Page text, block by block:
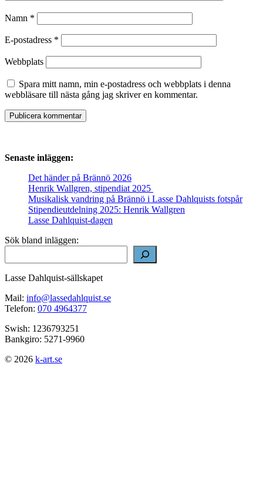
Namn *
E-postadress *
Webbplats
Spara mitt namn, min e-postadress och webbplats i denna
webbläsare till nästa gång jag skriver en kommentar.
Senaste inläggen:
Det händer på Brännö 2026
Henrik Wallgren, stipendiat 2025
Musikalisk vandring på Brännö i Lasse Dahlquists fotspår
Stipendieutdelning 2025: Henrik Wallgren
Lasse Dahlquist-dagen
Sök bland inläggen:
Lasse Dahlquist-sällskapet
Mail: info@lassedahlquist.se
Telefon: 070 4964377
Swish: 1236793251
Bankgiro: 5271-9960
© 2026 k-art.se